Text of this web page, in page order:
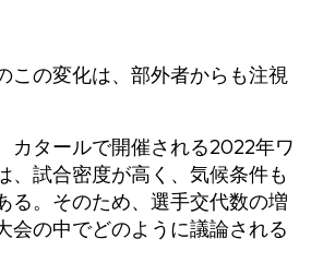
この変化は、部外者からも注視
カタールで開催される2022年ワ
、試合密度が高く、気候条件も
る。そのため、選手交代数の増
会の中でどのように議論される